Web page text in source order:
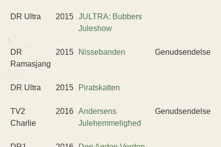
DR Ultra 2015 JULTRA: Bubbers
Juleshow
DR
Ramasjang
2015 Nissebanden Genudsendelse
DR Ultra 2015 Piratskatten
TV2
Charlie
2016 Andersens
Julehemmelighed
Genudsendelse